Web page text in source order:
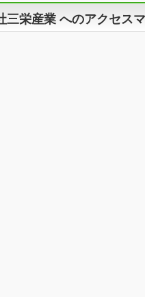
三栄産業 へのアクセス